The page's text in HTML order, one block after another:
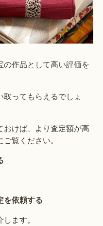
作品として高い評価を
ってもらえるでしょ
けば、より査定額が高
覧ください。
を依頼する
ます。